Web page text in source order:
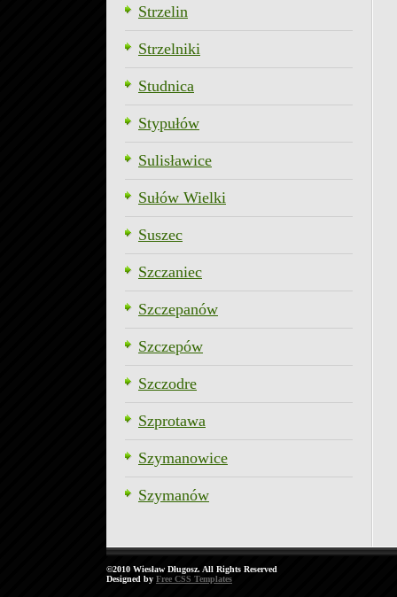
Strzelin
Strzelniki
Studnica
Stypułów
Sulisławice
Sułów Wielki
Suszec
Szczaniec
Szczepanów
Szczepów
Szczodre
Szprotawa
Szymanowice
Szymanów
©2010 Wiesław Długosz. All Rights Reserved
Designed by Free CSS Templates